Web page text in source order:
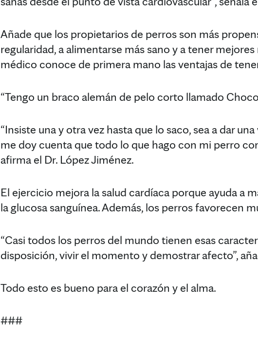
Añade que los propietarios de perros son más
regularidad, a alimentarse más sano y a tener
médico conoce de primera mano las ventajas de
“Tengo un braco alemán de pelo corto llamado
“Insiste una y otra vez hasta que lo saco, sea a dar
me doy cuenta que todo lo que hago con mi perro
afirma el Dr. López Jiménez.
El ejercicio mejora la salud cardíaca porque ayuda a
la glucosa sanguínea. Además, los perros favorecen
“Casi todos los perros del mundo tienen esas
disposición, vivir el momento y demostrar afecto”,
Todo esto es bueno para el corazón y el alma.
###